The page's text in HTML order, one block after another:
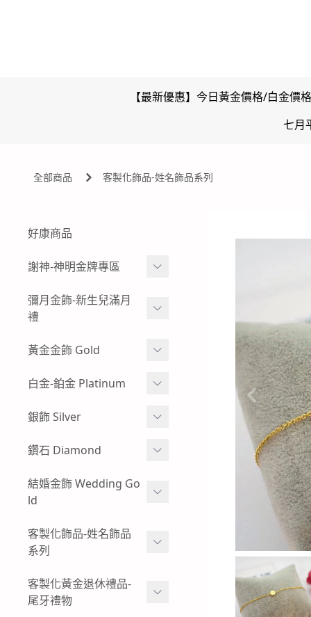
【最新優惠】今日黃金價格/白金價格
七月
全部商品 客製化飾品-姓名飾品系列
好康商品
謝神-神明金牌專區
雙面壓克力浮字款-神明金
牌
玻璃框、木框樣式-黃金神
明金牌
其他特殊樣式-黃金神明金
項鍊
彌月金飾-新生兒滿月
禮
彌月金飾 生肖
彌月金飾 手鍊
彌月金飾 項鍊
彌月金飾 禮盒
黃金金飾 Gold
蠶絲蠟線系列
黃金耳環
黃金金塊-黃金擺飾
男生黃金手鍊-黃金手環
女生黃金手鍊-黃金手環
男生黃金項鍊
白金-鉑金 Platinum
白金耳環
男生白金項鍊
白金手鍊-手環
白金戒指-對戒
銀飾 Silver
小朋友純銀手環
小朋友純銀手鍊
純銀墜飾
男生純銀項鍊
鑽石 Diamond
鑽石手鍊
鑽石戒指
鑽石項鍊-鑽石墜飾
商品
結婚金飾 Wedding Go
ld
結婚金飾套組-寬面款
結婚金飾套組-幸運草
結婚金飾套組-愛心
客製化飾品-姓名飾品
系列
黃金姓名項鍊-墜飾
黃金姓名手鍊
客製化黃金退休禮品-
尾牙禮物